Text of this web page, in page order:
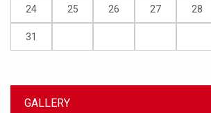
24 25 26 27 28
31
GALLERY